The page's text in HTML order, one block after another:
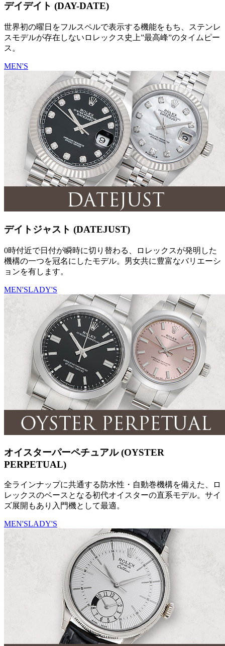
デイデイト (DAY-DATE)
世界初の曜日をフルスペルで表示する機能をもち、ステンレ
スモデルが存在しないロレックス史上”最高峰”のタイムピー
ス。
MEN'S
デイトジャスト (DATEJUST)
0時付近で日付が瞬時に切り替わる、ロレックスが発明した
機構の一つを冠名にしたモデル。男女共に豊富なバリエーシ
ョンを有します。
MEN'SLADY'S
オイスターパーペチュアル (OYSTER
PERPETUAL)
全ラインナップに共通する防水性・自動巻機構を備えた、ロ
レックスのベースとなる初代オイスターの直系モデル。サイ
ズ展開もあり入門機として最適。
MEN'SLADY'S